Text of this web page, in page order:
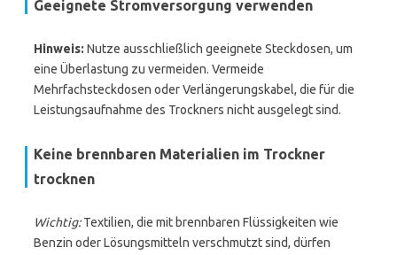
Geeignete Stromversorgung verwenden
Hinweis: Nutze ausschließlich geeignete Steckdosen, um
eine Überlastung zu vermeiden. Vermeide
Mehrfachsteckdosen oder Verlängerungskabel, die für die
Leistungsaufnahme des Trockners nicht ausgelegt sind.
Keine brennbaren Materialien im Trockner
trocknen
Wichtig:Textilien, die mit brennbaren Flüssigkeiten wie
Benzin oder Lösungsmitteln verschmutzt sind, dürfen